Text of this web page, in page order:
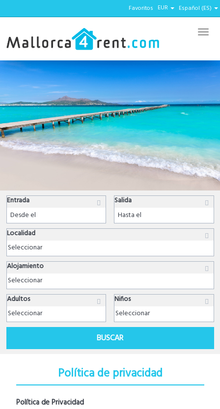
Español (ES)
EUR
Favoritos
Menu
Entrada Salida
Localidad
Alojamiento
Adultos Niños
BUSCAR
Política de privacidad
Política de Privacidad